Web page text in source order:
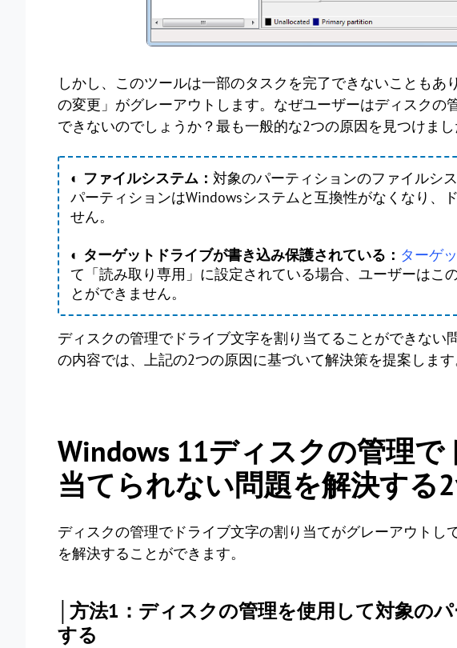
しかし、このツールは一部のタスクを完了できないこともあ
の変更」がグレーアウトします。なぜユーザーはディスクの
できないのでしょうか？最も一般的な2つの原因を見つけまし
◐ ファイルシステム： 対象のパーティションのファイルシ
パーティションはWindowsシステムと互換性がなくなり、
せん。
◐ ターゲットドライブが書き込み保護されている： ターゲ
て「読み取り専用」に設定されている場合、ユーザーはこ
とができません。
ディスクの管理でドライブ文字を割り当てることができない
の内容では、上記の2つの原因に基づいて解決策を提案します
Windows 11ディスクの管理で
当てられない問題を解決する
ディスクの管理でドライブ文字の割り当てがグレーアウトし
を解決することができます。
│方法1：ディスクの管理を使用して対象の
する